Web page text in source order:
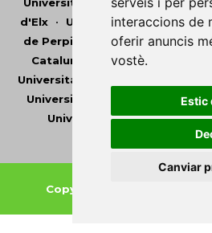
interaccions de
oferir anuncis
vostè.
Estic
Canviar
d'Elx• Universitat Oberta de
de Perpinyà Via Domitia•
Catalunya
Universitat
Universitat Pompeu Fabra
Universitat Rovira i Virgili
•
Universitat de València•
Universitat Central
Copyright © 2026